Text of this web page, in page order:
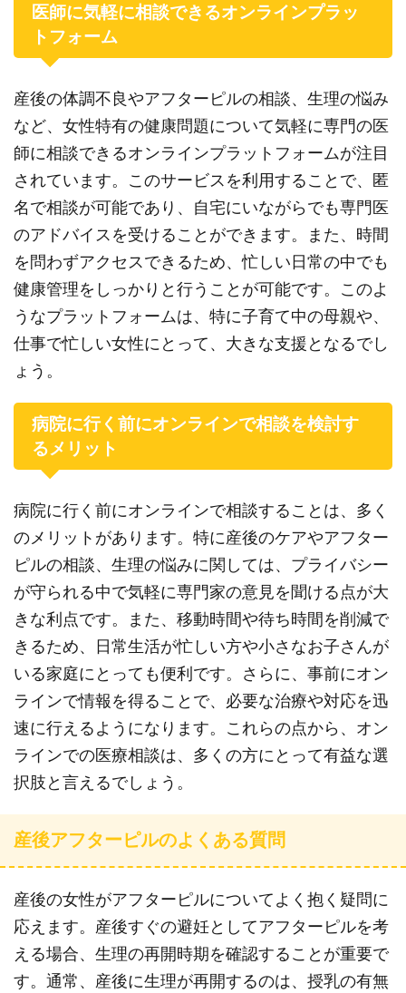
医師に気軽に相談できるオンラインプラッ
トフォーム
産後の体調不良やアフターピルの相談、生理の悩み
など、女性特有の健康問題について気軽に専門の医
師に相談できるオンラインプラットフォームが注目
されています。このサービスを利用することで、匿
名で相談が可能であり、自宅にいながらでも専門医
のアドバイスを受けることができます。また、時間
を問わずアクセスできるため、忙しい日常の中でも
健康管理をしっかりと行うことが可能です。このよ
うなプラットフォームは、特に子育て中の母親や、
仕事で忙しい女性にとって、大きな支援となるでし
ょう。
病院に行く前にオンラインで相談を検討す
るメリット
病院に行く前にオンラインで相談することは、多く
のメリットがあります。特に産後のケアやアフター
ピルの相談、生理の悩みに関しては、プライバシー
が守られる中で気軽に専門家の意見を聞ける点が大
きな利点です。また、移動時間や待ち時間を削減で
きるため、日常生活が忙しい方や小さなお子さんが
いる家庭にとっても便利です。さらに、事前にオン
ラインで情報を得ることで、必要な治療や対応を迅
速に行えるようになります。これらの点から、オン
ラインでの医療相談は、多くの方にとって有益な選
択肢と言えるでしょう。
産後アフターピルのよくある質問
産後の女性がアフターピルについてよく抱く疑問に
応えます。産後すぐの避妊としてアフターピルを考
える場合、生理の再開時期を確認することが重要で
す。通常、産後に生理が再開するのは、授乳の有無